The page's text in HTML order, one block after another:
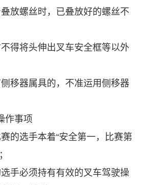
叠放螺丝时，已叠放好的螺丝不
不得将头伸出叉车安全框等以外
侧移器属具的，不准运用侧移器
作事项
的选手本着“安全第一，比赛第
手必须持有有效的叉车驾驶操